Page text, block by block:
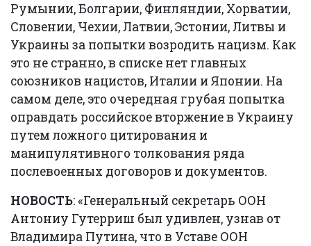
Румынии, Болгарии, Финляндии, Хорватии,
Словении, Чехии, Латвии, Эстонии, Литвы и
Украины за попытки возродить нацизм. Как
это не странно, в списке нет главных
союзников нацистов, Италии и Японии. На
самом деле, это очередная грубая попытка
оправдать российское вторжение в Украину
путем ложного цитирования и
манипулятивного толкования ряда
послевоенных договоров и документов.
НОВОСТЬ: «Генеральный секретарь ООН
Антониу Гутерриш был удивлен, узнав от
Владимира Путина, что в Уставе ООН